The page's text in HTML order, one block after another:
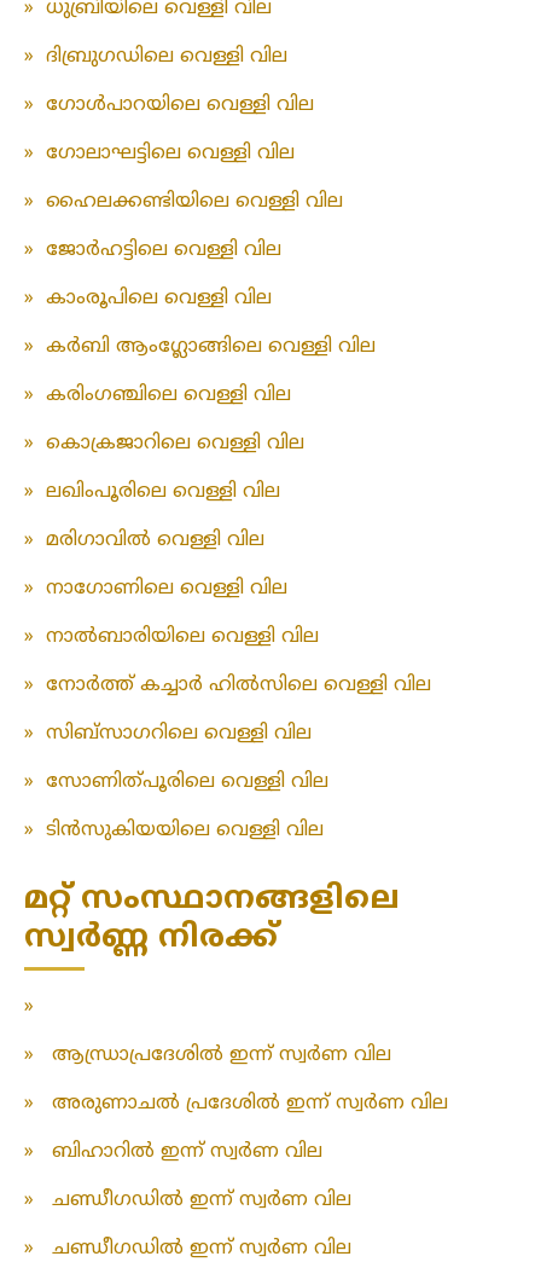
» ധുബ്രിയിലെ വെള്ളി വില
» ദിബ്രുഗഡിലെ വെള്ളി വില
» ഗോൾപാറയിലെ വെള്ളി വില
» ഗോലാഘട്ടിലെ വെള്ളി വില
» ഹൈലക്കണ്ടിയിലെ വെള്ളി വില
» ജോർഹട്ടിലെ വെള്ളി വില
» കാംരൂപിലെ വെള്ളി വില
» കർബി ആംഗ്ലോങ്ങിലെ വെള്ളി വില
» കരിംഗഞ്ചിലെ വെള്ളി വില
» കൊക്രജാറിലെ വെള്ളി വില
» ലഖിംപൂരിലെ വെള്ളി വില
» മരിഗാവിൽ വെള്ളി വില
» നാഗോണിലെ വെള്ളി വില
» നാൽബാരിയിലെ വെള്ളി വില
» നോർത്ത് കച്ചാർ ഹിൽസിലെ വെള്ളി വില
» സിബ്സാഗറിലെ വെള്ളി വില
» സോണിത്പൂരിലെ വെള്ളി വില
» ടിൻസുകിയയിലെ വെള്ളി വില
മറ്റ് സംസ്ഥാനങ്ങളിലെ
സ്വർണ്ണ നിരക്ക്
»
»
ആന്ധ്രാപ്രദേശിൽ ഇന്ന് സ്വർണ വില
»
അരുണാചൽ പ്രദേശിൽ ഇന്ന് സ്വർണ വില
»
ബിഹാറിൽ ഇന്ന് സ്വർണ വില
»
ചണ്ഡീഗഡിൽ ഇന്ന് സ്വർണ വില
»
ചണ്ഡീഗഡിൽ ഇന്ന് സ്വർണ വില